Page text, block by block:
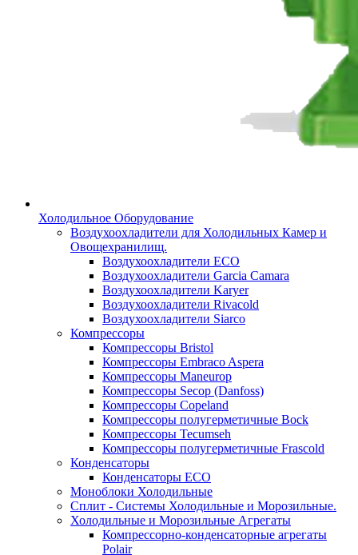
Холодильное Оборудование
Воздухоохладители для Холодильных Камер и
Овощехранилищ.
Воздухоохладители ECO
Воздухоохладители Garcia Camara
Воздухоохладители Karyer
Воздухоохладители Rivacold
Воздухоохладители Siarco
Компрессоры
Компрессоры Bristol
Компрессоры Embraco Aspera
Компрессоры Maneurop
Компрессоры Secop (Danfoss)
Компрессоры Copeland
Компрессоры полугерметичные Bock
Компрессоры Tecumseh
Компрессоры полугерметичные Frascold
Конденсаторы
Конденсаторы ECO
Моноблоки Холодильные
Сплит - Системы Холодильные и Морозильные.
Холодильные и Морозильные Агрегаты
Компрессорно-конденсаторные агрегаты
Polair